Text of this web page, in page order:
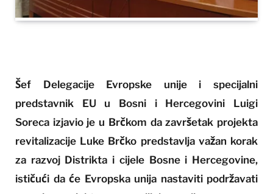
Šef Delegacije Evropske unije i specijalni
predstavnik EU u Bosni i Hercegovini Luigi
Soreca izjavio je u Brčkom da završetak projekta
revitalizacije Luke Brčko predstavlja važan korak
za razvoj Distrikta i cijele Bosne i Hercegovine,
ističući da će Evropska unija nastaviti podržavati